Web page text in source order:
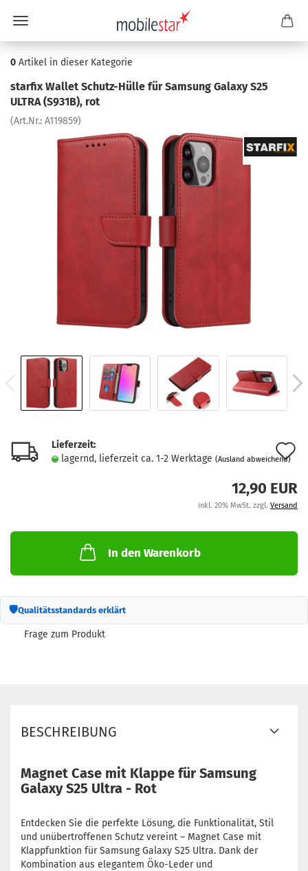
0 Artikel in dieser Kategorie
star­fix Wal­let Schutz-​Hülle für Sam­sung Ga­la­xy S25
ULTRA (S931B), rot
(Art.Nr.: A119859)
Lieferzeit:
lagernd, lieferzeit ca. 1-2 Werktage (Ausland abweichend)
12,90 EUR
inkl. 20% MwSt. zzgl. Versand
In den Warenkorb
🛡Qualitätsstandards erklärt
Frage zum Produkt
BESCHREIBUNG
Magnet Case mit Klappe für Samsung
Galaxy S25 Ultra - Rot
Entdecken Sie die perfekte Lösung, die Funktionalität, Stil
und unübertroffenen Schutz vereint – Magnet Case mit
Klappfunktion für Samsung Galaxy S25 Ultra. Dank der
Kombination aus elegantem Öko-Leder und